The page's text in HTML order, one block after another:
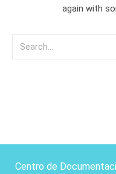
again with
Centro de